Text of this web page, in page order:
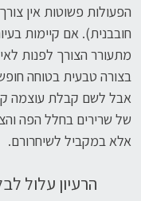
הפעולות פשוטות אין
חובבנית). אם קיימות
מתעורר הצורך לפנות
בצורה טבעית בטוחה
אבל לשם קבלת עוצמה
של שרירים בחלל הפה
אלא במקביל לשיחרורם.
הרעיון עלול